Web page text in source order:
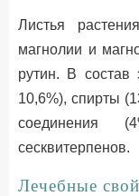
Листья
магнолии и
рутин. В
10,6%), спирты
соединения
сесквитерпенов.
Лечебные